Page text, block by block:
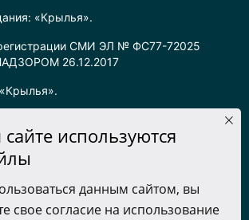
«Крылья».
СМИ ЭЛ № ФС77-72025
26.12.2017
предназначена для лиц старше 16 лет.
с российским законодательством
собственности. Любое использование
используются
данным сайтом, вы
свое согласие на использование